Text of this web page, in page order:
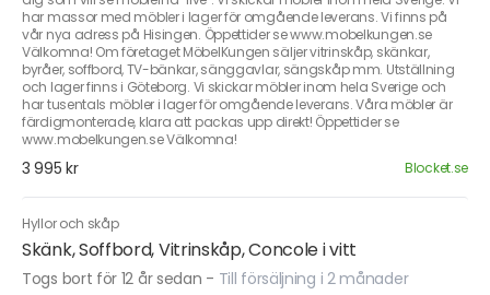
har massor med möbler i lager för omgående leverans. Vi finns på
vår nya adress på Hisingen. Öppettider se www.mobelkungen.se
Välkomna! Om företaget MöbelKungen säljer vitrinskåp, skänkar,
byråer, soffbord, TV-bänkar, sänggavlar, sängskåp mm. Utställning
och lager finns i Göteborg. Vi skickar möbler inom hela Sverige och
har tusentals möbler i lager för omgående leverans. Våra möbler är
färdigmonterade, klara att packas upp direkt! Öppettider se
www.mobelkungen.se Välkomna!
3 995 kr Blocket.se
Hyllor och skåp
Skänk, Soffbord, Vitrinskåp, Concole i vitt
Togs bort för 12 år sedan - Till försäljning i 2 månader